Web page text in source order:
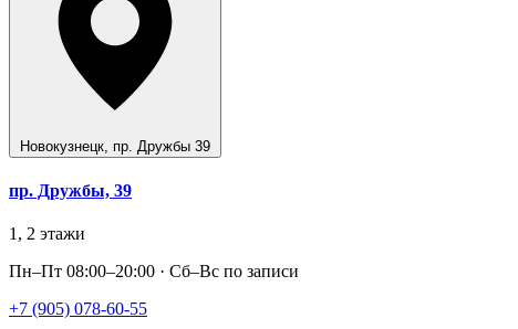
Новокузнецк пр. Дружбы 39
пр. Дружбы, 39
1, 2 этажи
Пн–Пт 08:00–20:00 · Сб–Вс по записи
+7 (905) 078-60-55